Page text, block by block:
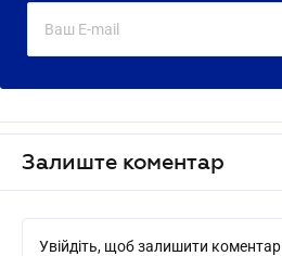
Залиште коментар
Увійдіть, щоб залишити коментар